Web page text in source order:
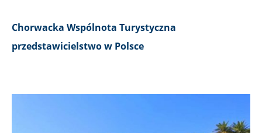
Chorwacka Wspólnota Turystyczna
przedstawicielstwo w Polsce